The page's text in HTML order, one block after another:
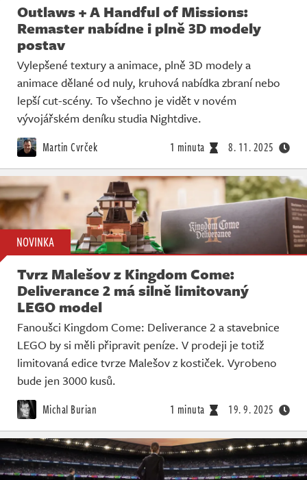
Outlaws + A Handful of Missions:
Remaster nabídne i plně 3D modely
postav
Vylepšené textury a animace, plně 3D modely a
animace dělané od nuly, kruhová nabídka zbraní nebo
lepší cut-scény. To všechno je vidět v novém
vývojářském deníku studia Nightdive.
Martin Cvrček 1 minuta 8. 11. 2025
NOVINKA
Tvrz Malešov z Kingdom Come:
Deliverance 2 má silně limitovaný
LEGO model
Fanoušci Kingdom Come: Deliverance 2 a stavebnice
LEGO by si měli připravit peníze. V prodeji je totiž
limitovaná edice tvrze Malešov z kostiček. Vyrobeno
bude jen 3000 kusů.
Michal Burian 1 minuta 19. 9. 2025